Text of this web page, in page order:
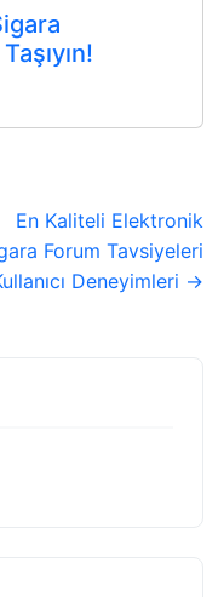
En Kaliteli Elektronik
Forum Tavsiyeleri
Deneyimleri →